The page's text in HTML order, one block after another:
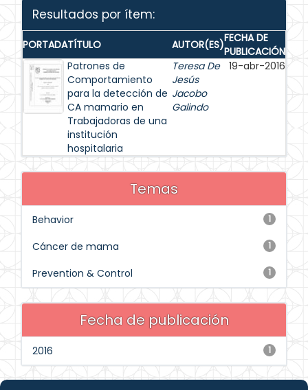
Resultados por ítem:
PORTADATÍTULO AUTOR(ES)FECHA DE
PUBLICACIÓN
Patrones de
Comportamiento
para la detección de
CA mamario en
Trabajadoras de una
institución
hospitalaria
Teresa De
Jesús
Jacobo
Galindo
19-abr-2016
Temas
1
Behavior
1
Cáncer de mama
1
Prevention & Control
Fecha de publicación
1
2016